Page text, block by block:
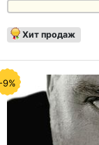
Хит продаж
9%